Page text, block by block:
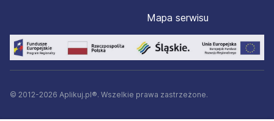
Mapa serwisu
© 2012-2026 Aplikuj.pl®. Wszelkie prawa zastrzeżone.